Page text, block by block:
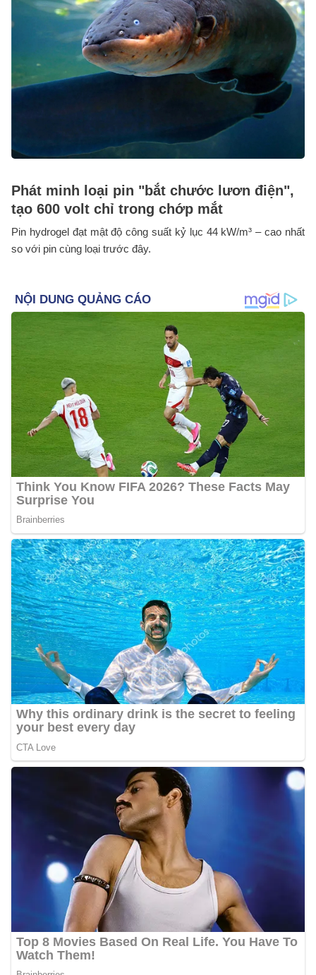
Phát minh loại pin "bắt chước lươn điện",
tạo 600 volt chỉ trong chớp mắt
Pin hydrogel đạt mật độ công suất kỷ lục 44 kW/m³ – cao nhất
so với pin cùng loại trước đây.